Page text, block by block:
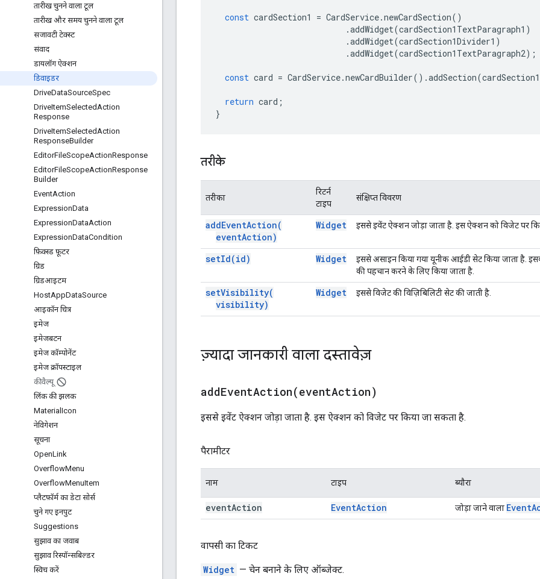
तारीख चुनने वाला टूल
तारीख और समय चुनने वाला टूल
सजावटी टेक्स्ट
संवाद
डायलॉग ऐक्शन
डिवाइडर
DriveDataSourceSpec
DriveItemSelectedAction
Response
DriveItemSelectedAction
ResponseBuilder
EditorFileScopeActionResponse
EditorFileScopeActionResponse
Builder
EventAction
ExpressionData
ExpressionDataAction
ExpressionDataCondition
फ़िक्स्ड फ़ूटर
ग्रिड
ग्रिडआइटम
HostAppDataSource
आइकॉन चित्र
इमेज
इमेजबटन
इमेज कॉम्पोनेंट
इमेज क्रॉपस्टाइल
कीवैल्यू
लिंक की झलक
Material Icon
नेविगेशन
सूचना
OpenLink
OverflowMenu
OverflowMenuItem
प्लैटफ़ॉर्म का डेटा सोर्स
चुने गए इनपुट
Suggestions
सुझाव का जवाब
सुझाव रिस्पॉन्सबिल्डर
स्विच करें
const cardSection1 = CardService.newCardSection()
.addWidget(cardSection1TextParagraph1 )
.addWidget(cardSection1Divider1 )
.addWidget(cardSection1TextParagraph2);
const card = CardService.newCardBuilder().addSection(cardSection1
return card ;
}
तरीके
तरीका
रिटर्न
टाइप
संक्षिप्त विवरण
addEventAction(
eventAction)
Widget इससे इवेंट ऐक्शन जोड़ा जाता है. इस ऐक्शन को विजेट पर
setId(id) Widget
इससे असाइन किया गया यूनीक आईडी सेट किया जाता है.
की पहचान करने के लिए किया जाता है.
setVisibility(
visibility)
Widget इससे विजेट की विज़िबिलिटी सेट की जाती है.
ज़्यादा जानकारी वाला दस्तावेज़
addEventAction(eventAction)
इससे इवेंट ऐक्शन जोड़ा जाता है. इस ऐक्शन को विजेट पर किया जा सकता है.
पैरामीटर
नाम टाइप ब्यौरा
eventAction EventAction जोड़ा जाने वाला Event
वापसी का टिकट
Widget — चेन बनाने के लिए ऑब्जेक्ट.